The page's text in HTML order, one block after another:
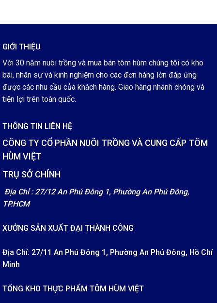
GIỚI THIỆU
Với 30 năm nuôi trồng và mua bán tôm hùm chúng tôi có kho
bãi, nhân sự và kinh nghiệm cho các đơn hàng lớn đáp ứng
được các nhu cầu của khách hàng. Giao hàng nhanh chóng và
tiện lợi trên toàn quốc.
THÔNG TIN LIÊN HỆ
CÔNG TY CỔ PHẦN NUÔI TRỒNG VÀ CUNG CẤP TÔM
HÙM VIỆT
TRỤ SỞ CHÍNH
Địa Chỉ : 27/12 An Phú Đông 1, Phường An Phú Đông,
TP.HCM
XƯỞNG SẢN XUẤT ĐẠI THÀNH CÔNG
Địa Chỉ: 27/11 An Phú Đông 1, Phường An Phú Đông, Hồ Chí
Minh
TỔNG KHO THỰC PHẨM TÔM HÙM VIỆT